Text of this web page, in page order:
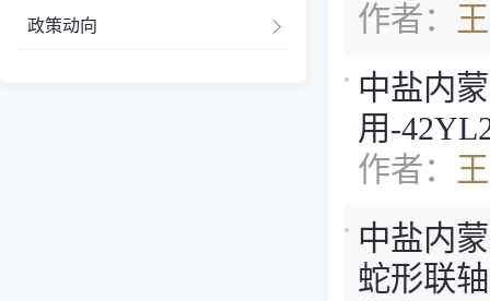
政策动向
作者：
中盐内
用-
作者：
中盐内
蛇形联